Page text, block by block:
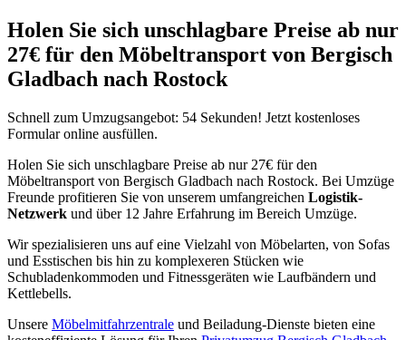
Holen Sie sich unschlagbare Preise ab nur
27€ für den Möbeltransport von Bergisch
Gladbach nach Rostock
Schnell zum Umzugsangebot: 54 Sekunden! Jetzt kostenloses
Formular online ausfüllen.
Holen Sie sich unschlagbare Preise ab nur 27€ für den
Möbeltransport von Bergisch Gladbach nach Rostock. Bei Umzüge
Freunde profitieren Sie von unserem umfangreichen Logistik-
Netzwerk und über 12 Jahre Erfahrung im Bereich Umzüge.
Wir spezialisieren uns auf eine Vielzahl von Möbelarten, von Sofas
und Esstischen bis hin zu komplexeren Stücken wie
Schubladenkommoden und Fitnessgeräten wie Laufbändern und
Kettlebells.
Unsere Möbelmitfahrzentrale und Beiladung-Dienste bieten eine